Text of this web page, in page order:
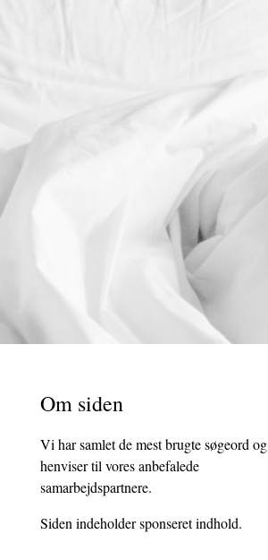
Om siden
Vi har samlet de mest brugte søgeord og
henviser til vores anbefalede
samarbejdspartnere.
Siden indeholder sponseret indhold.